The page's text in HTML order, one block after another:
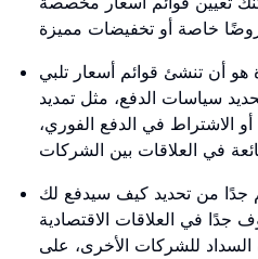
هو أن تنشئ قوائم أسعار تلبي
سياسات الدفع، مثل تمديد
الاشتراط في الدفع الفوري،
جدًا من تحديد كيف سيدفع لك
جدًا في العلاقات الاقتصادية
السداد للشركات الأخرى، على